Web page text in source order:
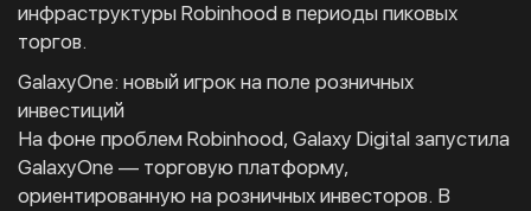
инфраструктуры Robinhood в периоды пиковых
торгов.
GalaxyOne: новый игрок на поле розничных
инвестиций
На фоне проблем Robinhood, Galaxy Digital запустила
GalaxyOne — торговую платформу,
ориентированную на розничных инвесторов. В